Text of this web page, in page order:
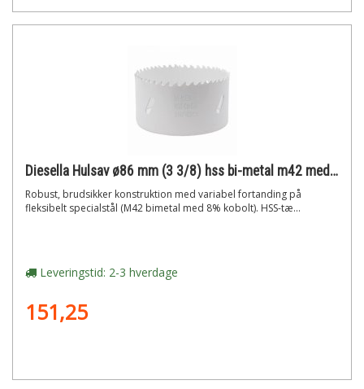
Diesella Hulsav ø86 mm (3 3/8) hss bi-metal m42 med 8% cobolt"
Robust, brudsikker konstruktion med variabel fortanding på
fleksibelt specialstål (M42 bimetal med 8% kobolt). HSS-tæ...
Leveringstid: 2-3 hverdage
151,25